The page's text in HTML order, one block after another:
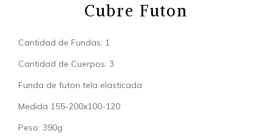
Cubre Futon
Cantidad de Fundas: 1
Cantidad de Cuerpos: 3
Funda de futon tela elasticada
Medida 155-200x100-120
Peso: 390g